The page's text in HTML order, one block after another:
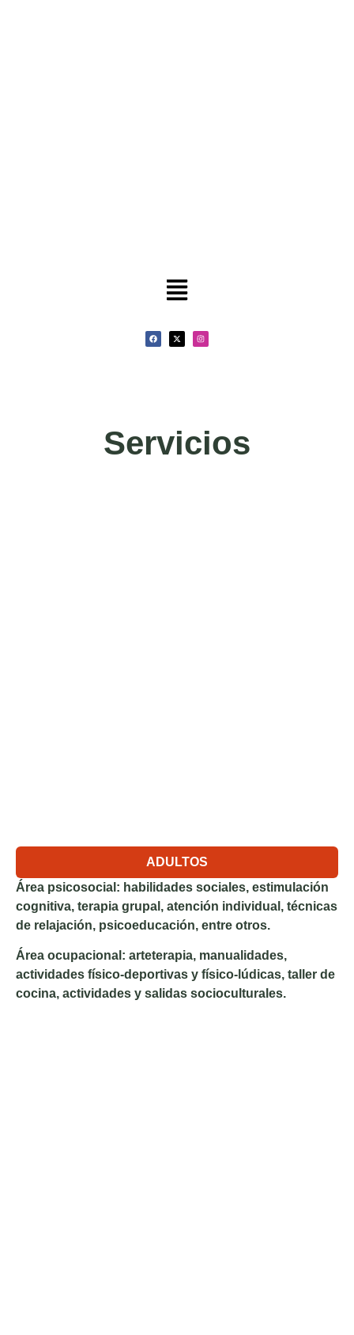
Servicios
ADULTOS
Área psicosocial: habilidades sociales, estimulación
cognitiva, terapia grupal, atención individual, técnicas
de relajación, psicoeducación, entre otros.
Área ocupacional : arteterapia, manualidades,
actividades físico-deportivas y físico-lúdicas, taller de
cocina, actividades y salidas socioculturales.